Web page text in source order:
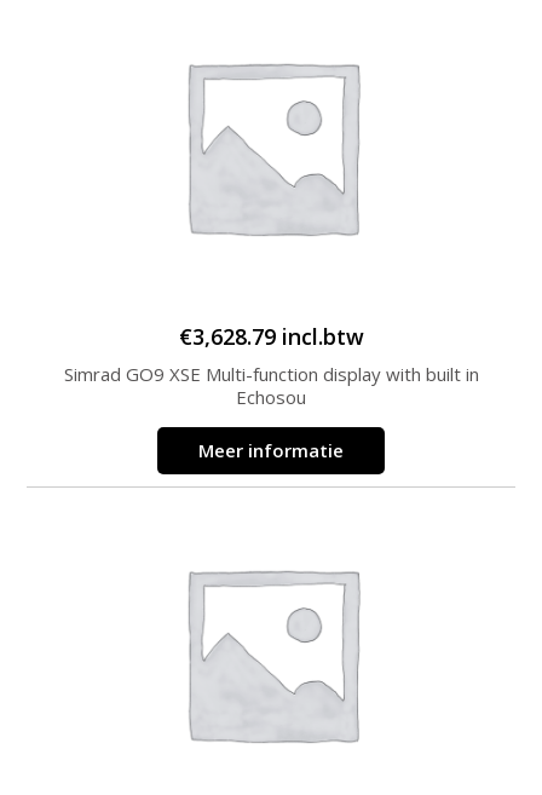
€3,628.79 incl.btw
Simrad GO9 XSE Multi-function display with built in
Echosou
Meer informatie